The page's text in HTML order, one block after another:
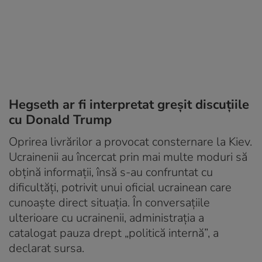
Hegseth ar fi interpretat greșit discuțiile
cu Donald Trump
Oprirea livrărilor a provocat consternare la Kiev.
Ucrainenii au încercat prin mai multe moduri să
obțină informații, însă s-au confruntat cu
dificultăți, potrivit unui oficial ucrainean care
cunoaște direct situația. În conversațiile
ulterioare cu ucrainenii, administrația a
catalogat pauza drept „politică internă”, a
declarat sursa.